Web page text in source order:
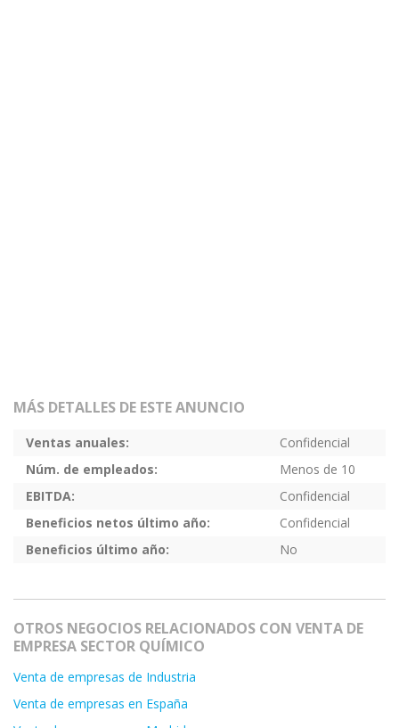
MÁS DETALLES DE ESTE ANUNCIO
Ventas anuales:
Confidencial
Núm. de empleados:
Menos de 10
EBITDA:
Confidencial
Beneficios netos último año:
Confidencial
Beneficios último año:
No
OTROS NEGOCIOS RELACIONADOS CON VENTA DE
EMPRESA SECTOR QUÍMICO
Venta de empresas de Industria
Venta de empresas en España